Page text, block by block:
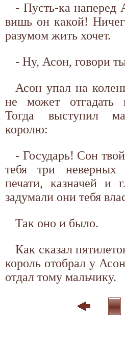
- Пусть-ка наперед
вишь он какой!
разумом жить хочет.
- Ну, Асон, говори
Асон упал на
не может отгадать
Тогда выступил
королю:
- Государь! Сон
тебя три неверных
печати, казначей и
задумали они тебя
Так оно и было.
Как сказал
король отобрал у
отдал тому мальчику.